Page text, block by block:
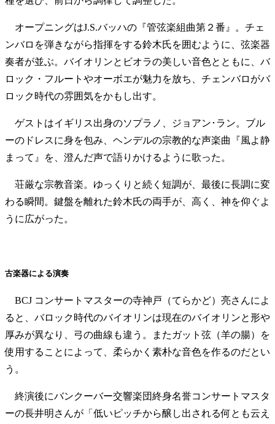
オープニングはJ.S.バッハの『管弦楽組曲第２番』。チェ
ンバロを弾きながら指揮をする鈴木氏を囲むように、弦楽器
奏者が並ぶ。バイオリンとビオラの美しい音色とともに、バ
ロック・フルートやオーボエが魅力を放ち、チェンバロがバ
ロック時代の雰囲気をかもし出す。
ゲストはイギリス出身のソプラノ、ジョアン･ラン。ブル
ーのドレスに身を包み、ヘンデルの宗教的な声楽曲『風よ静
まって』を、澄んだ声で語りかけるように歌った。
荘厳な宗教音楽。ゆっくりと続く短調が、最後に長調に変
わる瞬間。鍵盤を離れた鈴木氏の両手が、高く、神を仰ぐよ
うに広がった。
古楽器による演奏
BCJ コンサートマスターの寺神戸（てらかど）亮さんによ
ると、バロック時代のバイオリンは現在のバイオリンと形や
厚みが異なり、弓の曲線も違う。またガット弦（羊の腸）を
使用することによって、柔らかく素朴な音色を作るのだとい
う。
終演後にバンクーバー交響楽団終身名誉コンサートマスタ
ーの長井明さんが「低いピッチから醸し出される何とも云え